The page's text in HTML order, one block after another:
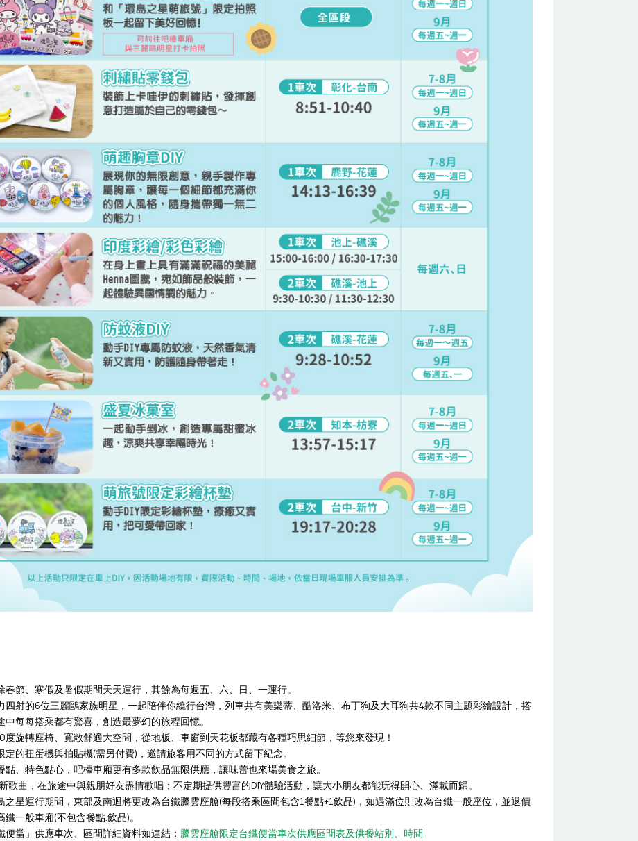
節、寒假及暑假期間天天運行，其餘為每週五、六、日、一運行。
四射的6位三麗鷗家族明星，一起陪伴你繞行台灣，列車共有美樂蒂、酷洛米、布丁狗及大耳狗共4款不同主題彩繪設計，搭
每每搭乘都有驚喜，創造最夢幻的旅程回憶。
旋轉座椅、寬敞舒適大空間，從地板、車窗到天花板都藏有各種巧思細節，等您來發現！
的扭蛋機與拍貼機(需另付費)，邀請旅客用不同的方式留下紀念。
、特色點心，吧檯車廂更有多款飲品無限供應，讓味蕾也來場美食之旅。
歌曲，在旅途中與親朋好友盡情歡唱；不定期提供豐富的DIY體驗活動，讓大小朋友都能玩得開心、滿載而歸。
星運行期間，東部及南迴將更改為台鐵騰雲座艙(每段搭乘區間包含1餐點+1飲品)，如遇滿位則改為台鐵一般座位，並退價
一般車廂(不包含餐點.飲品)。
當」供應車次、區間詳細資料如連結： 騰雲座艙限定台鐵便當車次供應區間表及供餐站別、時間